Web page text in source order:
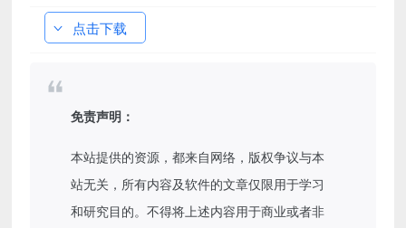
点击下载
免责声明：
本站提供的资源，都来自网络，版权争议与本
站无关，所有内容及软件的文章仅限用于学习
和研究目的。不得将上述内容用于商业或者非